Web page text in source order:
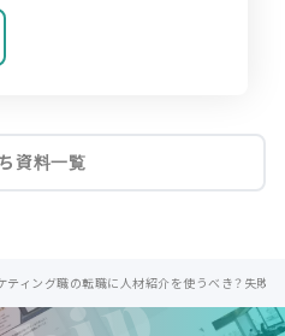
資料一覧
ティング職の転職に人材紹介を使うべき？失敗